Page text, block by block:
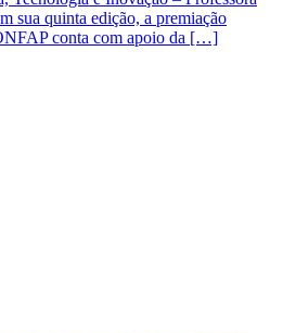
sua quinta edição, a premiação
conta com apoio da […]